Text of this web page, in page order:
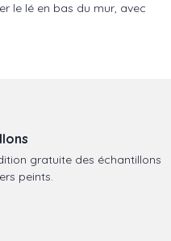
le lé en bas du mur, avec
gratuite des échantillons
peints.